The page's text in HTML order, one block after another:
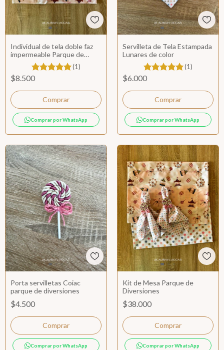
Individual de tela doble faz
impermeable Parque de
diversiones
(1)
$8.500
Comprar por WhatsApp
Servilleta de Tela Estampada
Lunares de color
(1)
$6.000
Comprar por WhatsApp
Porta servilletas Coiac
parque de diversiones
$4.500
Comprar por WhatsApp
Kit de Mesa Parque de
Diversiones
$38.000
Comprar
Comprar por WhatsApp